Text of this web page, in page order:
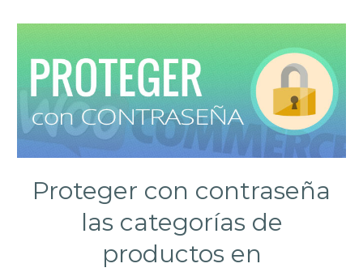
Proteger con contraseña
las categorías de
productos en